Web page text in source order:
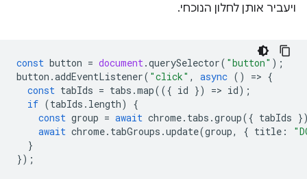
ויעביר אותן לחלון הנוכחי.
const button = document.querySelector( "button" );
button .addEventListener( "click" , async () => {
const tabIds = tabs .map(({ id }) => id);
if (tabIds . length)
{
const group = await chrome. tabs .group({ tabIds
await chrome. tabGroups .update(group, { title :
}
});